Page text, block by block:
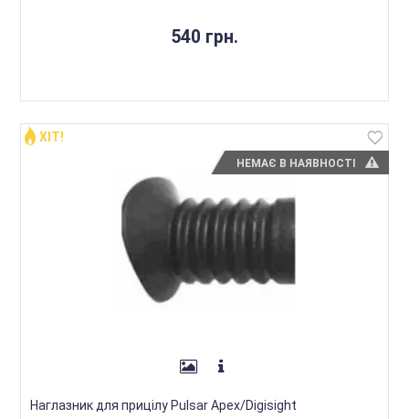
540 грн.
НЕМАЄ В НАЯВНОСТІ
ХІТ!
Наглазник для прицілу Pulsar Apex/Digisight